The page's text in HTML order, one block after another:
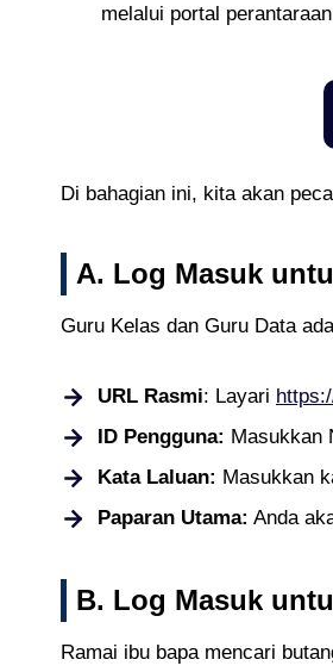
melalui portal
Di bahagian ini, kita akan
A. Log Masuk
Guru Kelas dan Guru Data
URL Rasmi: Layari
ID Pengguna: Masukkan
Kata Laluan: Masukkan
Paparan Utama: Anda
B. Log Masuk
Ramai ibu bapa mencari